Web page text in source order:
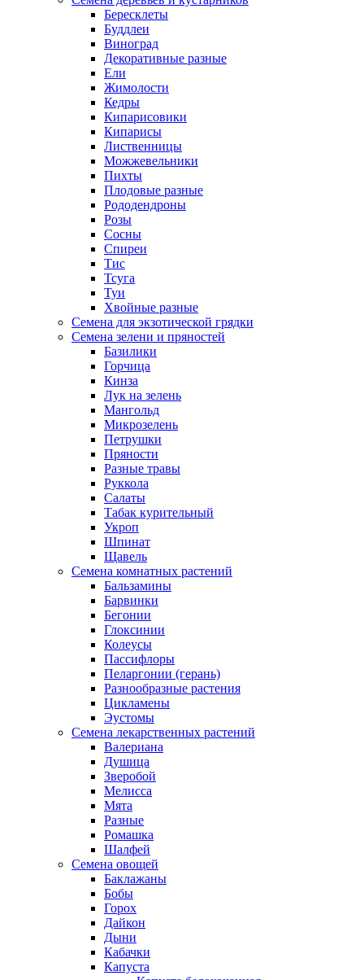
Бересклеты
Буддлеи
Виноград
Декоративные разные
Ели
Жимолости
Кедры
Кипарисовики
Кипарисы
Лиственницы
Можжевельники
Пихты
Плодовые разные
Рододендроны
Розы
Сосны
Спиреи
Тис
Тсуга
Туи
Хвойные разные
Семена для экзотической грядки
Семена зелени и пряностей
Базилики
Горчица
Кинза
Лук на зелень
Мангольд
Микрозелень
Петрушки
Пряности
Разные травы
Руккола
Салаты
Табак курительный
Укроп
Шпинат
Щавель
Семена комнатных растений
Бальзамины
Барвинки
Бегонии
Глоксинии
Колеусы
Пассифлоры
Пеларгонии (герань)
Разнообразные растения
Цикламены
Эустомы
Семена лекарственных растений
Валериана
Душица
Зверобой
Мелисса
Мята
Разные
Ромашка
Шалфей
Семена овощей
Баклажаны
Бобы
Горох
Дайкон
Дыни
Кабачки
Капуста